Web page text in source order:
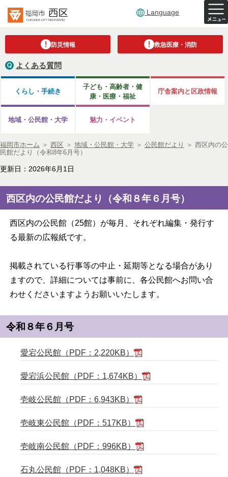
Language
防災情報 救急医療・消防
よくある質問
くらし・手続き
子ども・高齢者・健
康・医療・福祉
庁舎案内と区政情報
地域・公民館・大学 魅力・イベント
福岡市ホーム ＞ 西区 ＞ 地域・公民館・大学 ＞ 公民館だより ＞ 西区内の公
民館だより（令和8年6月号）
更新日：2026年6月1日
西区内の公民館だより（令和８年６月号）
西区内の公民館（25館）が毎月、それぞれ編集・発行す
る最新の広報紙です。
掲載されている行事等の中止・延期等となる場合があり
ますので、詳細については事前に、各公民館へお問い合
わせくださいますようお願いいたします。
令和８年６月号
愛宕公民館（PDF：2,220KB）
愛宕浜公民館（PDF：1,674KB）
壱岐公民館（PDF：6,943KB）
壱岐東公民館（PDF：517KB）
壱岐南公民館（PDF：996KB）
石丸公民館（PDF：1,048KB）